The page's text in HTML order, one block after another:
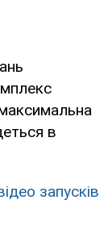
в
запусків